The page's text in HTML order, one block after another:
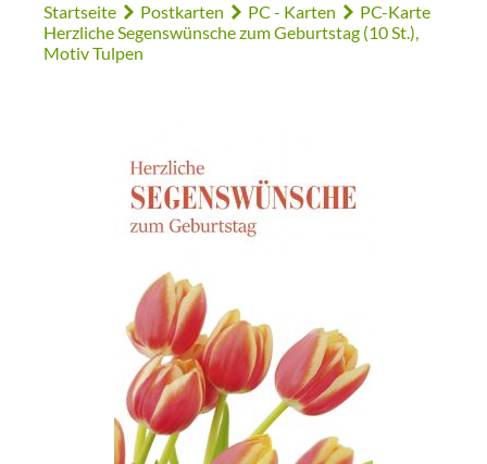
Startseite Postkarten PC - Karten
PC-Karte
Herzliche Segenswünsche zum Geburtstag (10 St.),
Motiv Tulpen